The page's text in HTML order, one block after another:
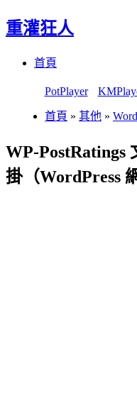
重灌狂人
首頁
PotPlayer
首頁 » 其他 »
WP-PostRatings
掛（WordPress